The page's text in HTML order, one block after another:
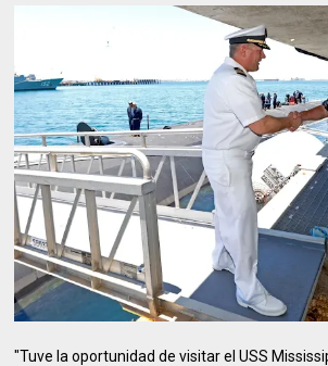
"Tuve la oportunidad de visitar el USS